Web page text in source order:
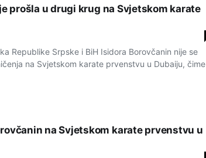
prošla u drugi krug na Svjetskom karate
Republike Srpske i BiH Isidora Borovčanin nije se
na Svjetskom karate prvenstvu u Dubaiju, čime
na Svjetskom karate prvenstvu u